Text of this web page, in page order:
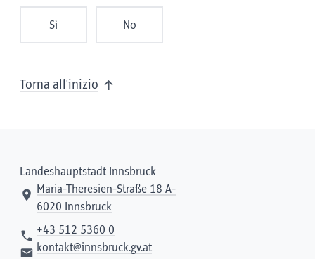
Sì No
Torna all'inizio
Landeshauptstadt Innsbruck
Maria-Theresien-Straße 18 A-
6020 Innsbruck
+43 512 5360 0
kontakt@innsbruck.gv.at